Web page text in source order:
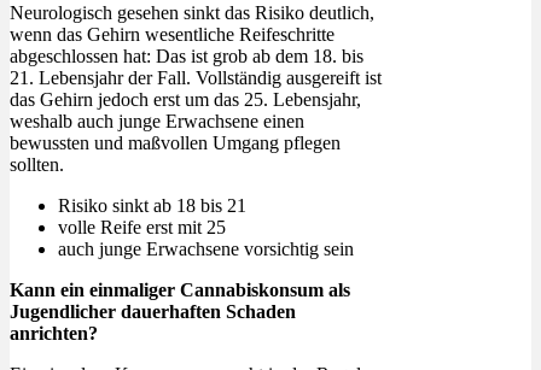
Neurologisch gesehen sinkt das Risiko deutlich,
wenn das Gehirn wesentliche Reifeschritte
abgeschlossen hat: Das ist grob ab dem 18. bis
21. Lebensjahr der Fall. Vollständig ausgereift ist
das Gehirn jedoch erst um das 25. Lebensjahr,
weshalb auch junge Erwachsene einen
bewussten und maßvollen Umgang pflegen
sollten.
Risiko sinkt ab 18 bis 21
volle Reife erst mit 25
auch junge Erwachsene vorsichtig sein
Kann ein einmaliger Cannabiskonsum als
Jugendlicher dauerhaften Schaden
anrichten?